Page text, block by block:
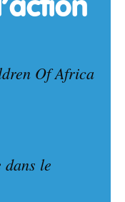
Of Africa
dans le